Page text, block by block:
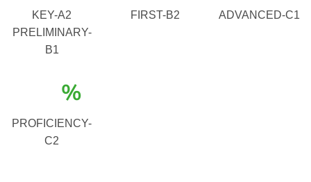
KEY-A2
PRELIMINARY-
B1
FIRST-B2 ADVANCED-C1
%
PROFICIENCY-
C2